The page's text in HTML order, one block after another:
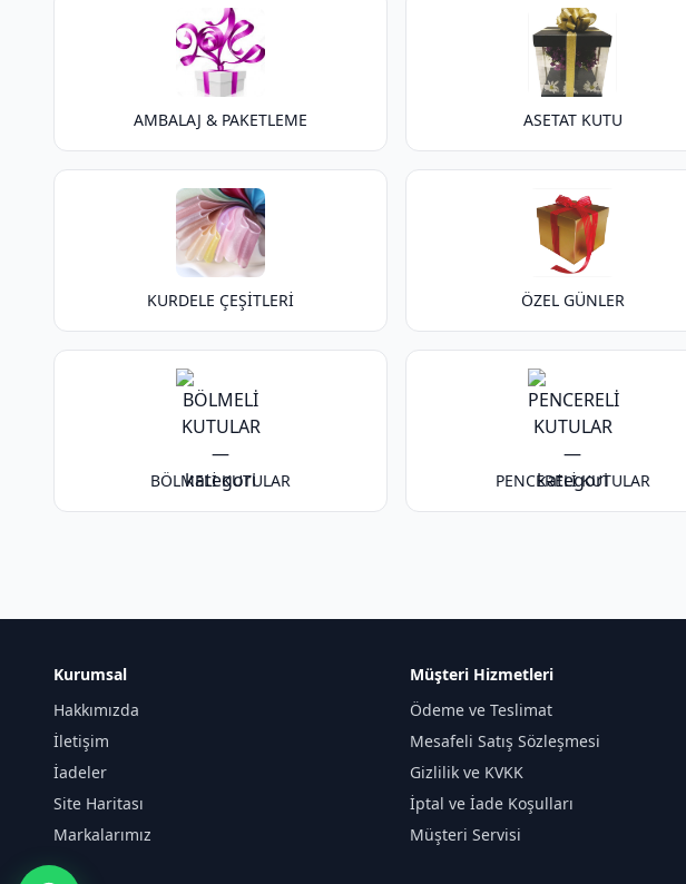
AMBALAJ & PAKETLEME ASETAT KUTU
KURDELE ÇEŞİTLERİ ÖZEL GÜNLER
BÖLMELİ KUTULAR PENCERELİ KUTULAR
Kurumsal
Hakkımızda
İletişim
İadeler
Site Haritası
Markalarımız
Müşteri Hizmetleri
Ödeme ve Teslimat
Mesafeli Satış Sözleşmesi
Gizlilik ve KVKK
İptal ve İade Koşulları
Müşteri Servisi